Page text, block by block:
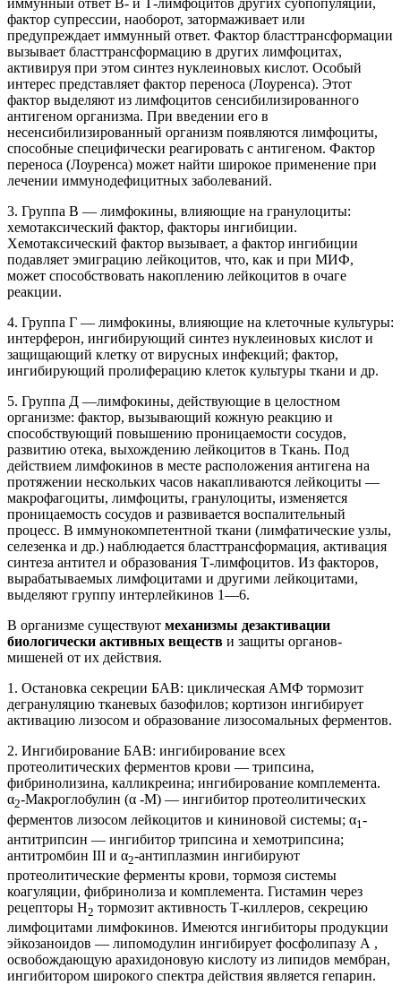
иммунный ответ В- и Т-лимфоцитов других субпопуляций,
фактор супрессии, наоборот, затормаживает или
предупреждает иммунный ответ. Фактор бласттрансформации
вызывает бласттрансформацию в других лимфоцитах,
активируя при этом синтез нуклеиновых кислот. Особый
интерес представляет фактор переноса (Лоуренса). Этот
фактор выделяют из лимфоцитов сенсибилизированного
антигеном организма. При введении его в
несенсибилизированный организм появляются лимфоциты,
способные специфически реагировать с антигеном. Фактор
переноса (Лоуренса) может найти широкое применение при
лечении иммунодефицитных заболеваний.
3. Группа В — лимфокины, влияющие на гранулоциты:
хемотаксический фактор, факторы ингибиции.
Хемотаксический фактор вызывает, а фактор ингибиции
подавляет эмиграцию лейкоцитов, что, как и при МИФ,
может способствовать накоплению лейкоцитов в очаге
реакции.
4. Группа Г — лимфокины, влияющие на клеточные культуры:
интерферон, ингибирующий синтез нуклеиновых кислот и
защищающий клетку от вирусных инфекций; фактор,
ингибирующий пролиферацию клеток культуры ткани и др.
5. Группа Д —лимфокины, действующие в целостном
организме: фактор, вызывающий кожную реакцию и
способствующий повышению проницаемости сосудов,
развитию отека, выхождению лейкоцитов в Ткань. Под
действием лимфокинов в месте расположения антигена на
протяжении нескольких часов накапливаются лейкоциты —
макрофагоциты, лимфоциты, гранулоциты, изменяется
проницаемость сосудов и развивается воспалительный
процесс. В иммунокомпетентной ткани (лимфатические узлы,
селезенка и др.) наблюдается бласттрансформация, активация
синтеза антител и образования Т-лимфоцитов. Из факторов,
вырабатываемых лимфоцитами и другими лейкоцитами,
выделяют группу интерлейкинов 1—6.
В организме существуют механизмы дезактивации
биологически активных веществ и защиты органов-
мишеней от их действия.
1. Остановка секреции БАВ: циклическая АМФ тормозит
дегрануляцию тканевых базофилов; кортизон ингибирует
активацию лизосом и образование лизосомальных ферментов.
2. Ингибирование БАВ: ингибирование всех
протеолитических ферментов крови — трипсина,
фибринолизина, калликреина; ингибирование комплемента.
α2-Макроглобулин (α -М) — ингибитор протеолитических
ферментов лизосом лейкоцитов и кининовой системы; α1 -
антитрипсин — ингибитор трипсина и хемотрипсина;
антитромбин III и α2-антиплазмин ингибируют
протеолитические ферменты крови, тормозя системы
коагуляции, фибринолиза и комплемента. Гистамин через
рецепторы Н2 тормозит активность Т-киллеров, секрецию
лимфоцитами лимфокинов. Имеются ингибиторы продукции
эйкозаноидов — липомодулин ингибирует фосфолипазу А ,
освобождающую арахидоновую кислоту из липидов мембран,
ингибитором широкого спектра действия является гепарин.